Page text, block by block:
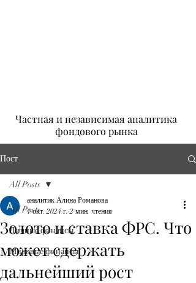
Частная и независимая аналитика
фондового рынка
Пост
All Posts
Личные финансы
Мировые финансы
All Posts
Золото и ставка ФРС. Что
может сдержать
дальнейший рост
аналитик Алина Романова
1 окт. 2024 г. 2 мин. чтения